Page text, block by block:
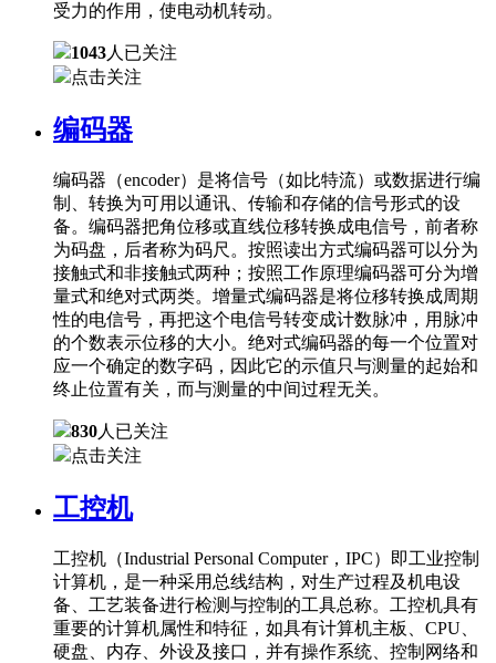
受力的作用，使电动机转动。
1043人已关注
点击关注
编码器
编码器（encoder）是将信号（如比特流）或数据进行编
制、转换为可用以通讯、传输和存储的信号形式的设
备。编码器把角位移或直线位移转换成电信号，前者称
为码盘，后者称为码尺。按照读出方式编码器可以分为
接触式和非接触式两种；按照工作原理编码器可分为增
量式和绝对式两类。增量式编码器是将位移转换成周期
性的电信号，再把这个电信号转变成计数脉冲，用脉冲
的个数表示位移的大小。绝对式编码器的每一个位置对
应一个确定的数字码，因此它的示值只与测量的起始和
终止位置有关，而与测量的中间过程无关。
830人已关注
点击关注
工控机
工控机（Industrial Personal Computer，IPC）即工业控制
计算机，是一种采用总线结构，对生产过程及机电设
备、工艺装备进行检测与控制的工具总称。工控机具有
重要的计算机属性和特征，如具有计算机主板、CPU、
硬盘、内存、外设及接口，并有操作系统、控制网络和